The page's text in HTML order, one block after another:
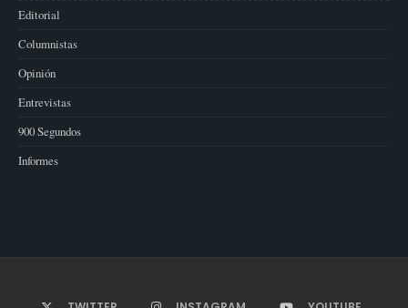
Editorial
Columnistas
Opinión
Entrevistas
900 Segundos
Informes